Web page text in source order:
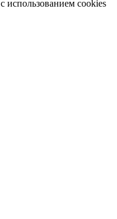
использованием cookies